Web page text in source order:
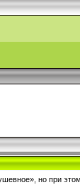
но при